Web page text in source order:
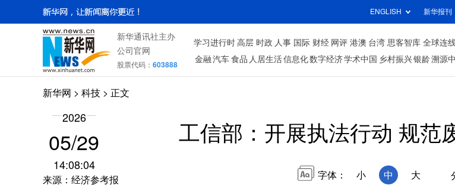
ENGLISH 新华报刊
新华通讯社主办
公司官网
股票代码： 603888
学习进行时 高层 时政 人事 国际 财经 网评 港澳 台湾 思客智库 全球连
金融 汽车 食品 人居生活信息化数字经济学术中国 乡村振兴银龄溯源
新华网 > 科技 > 正文
2026
05/29
14:08:04
来源：经济参考报
工信部：开展执法行动 规范
字体： 小 中 大